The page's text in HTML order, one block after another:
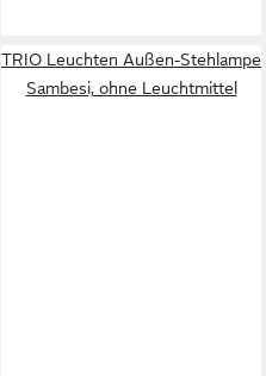
TRIO Leuchten Außen-Stehlampe
Sambesi, ohne Leuchtmittel